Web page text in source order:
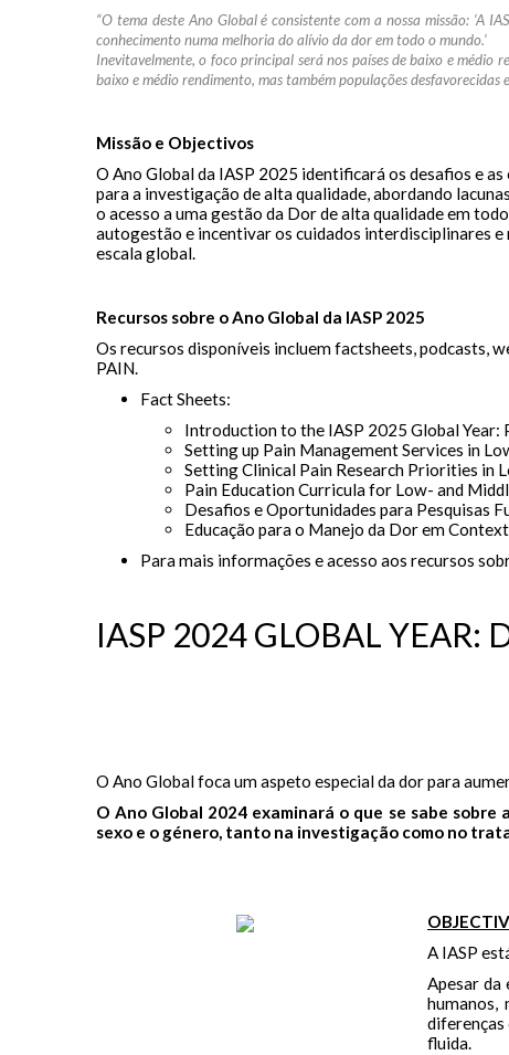
“O tema deste Ano Global é consistente com a nossa missão: ‘A
conhecimento numa melhoria do alívio da dor em todo o mundo.’
Inevitavelmente, o foco principal será nos países de baixo e
baixo e médio rendimento, mas também populações desfavorecidas
Missão e Objectivos
O Ano Global da IASP 2025 identificará os desafios e
para a investigação de alta qualidade, abordando
o acesso a uma gestão da Dor de alta qualidade em
autogestão e incentivar os cuidados interdisciplinares
escala global.
Recursos sobre o Ano Global da IASP 2025
Os recursos disponíveis incluem factsheets, podcasts,
PAIN.
Fact Sheets:
Introduction to the IASP 2025 Global Year:
Setting up Pain Management Services in
Setting Clinical Pain Research Priorities in
Pain Education Curricula for Low- and
Desafios e Oportunidades para Pesquisas
Educação para o Manejo da Dor em
Para mais informações e acesso aos recursos
IASP 2024 GLOBAL YEAR:
O Ano Global foca um aspeto especial da dor para
O Ano Global 2024 examinará o que se sabe
sexo e o género, tanto na investigação como no
A IASP
Apesar da
humanos,
diferenças
fluida.